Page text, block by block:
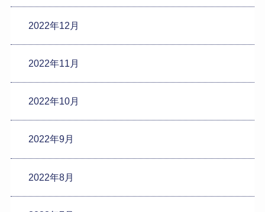
2022年12月
2022年11月
2022年10月
2022年9月
2022年8月